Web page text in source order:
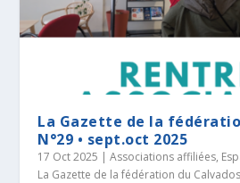
La Gazette de la
N°29 • sept.oct 2025
17 Oct 2025 |Associations affiliées,
La Gazette de la fédération du Calvados